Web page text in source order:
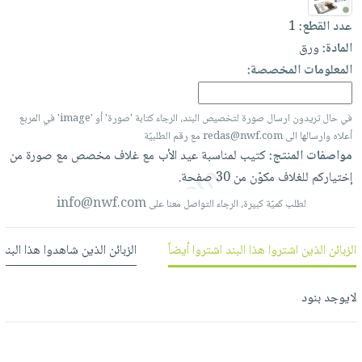
العناية
بالأسنان
الحمية
والتغذية
أدوات
المائدة
الأوعية
أدوات
المطبخ
الأكثر
مبيعاً
العودة
للمدارس
اكسسوارات
كتب
اكسسوارات
منزلية
اكسسوارات
ملابس
مطرزات
حقائب
حلي
عناية
شحن
مجاني
بنود
مختارة
كل
الاشتراكات
صندوق
بلا
حدود
بحث
متقدم
عن
الشركة
عدد القطع:1
المادة:ورق
المعلومات المخصصة:
في حال تريدون ارسال صورة لتخصيص البند، الرجاء كتابة 'صورة' أو 'image' في المربع
أعلاه وارسالها الى redas@nwf.com مع رقم الطلبيّة
مواصفات المنتج:كتيب لمناسبةعيد الأب معغلاف مخصص مع صورة من
إختياركم للغلاف مكوّن من30 صفحة.
لطلب كميّة كبيرة، الرجاء التواصل معنا علىinfo@nwf.com
الزبائن الذين اشتروا هذا البند اشتروا أيضاً الزبائن الذين شاهدوا هذا
لايوجد بنود